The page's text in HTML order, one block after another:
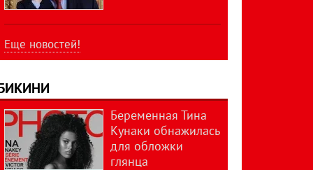
Еще новостей!
Беременная Тина
Кунаки обнажилась
для обложки
глянца